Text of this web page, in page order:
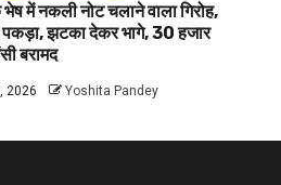
में नकली नोट चलाने वाला गिरोह,
पकड़ा, झटका देकर भागे, 30 हजार
बरामद
2026 Yoshita Pandey